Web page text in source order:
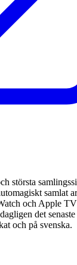
största
samlat
och Apple
det
och på svenska.